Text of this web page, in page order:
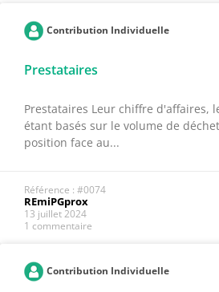
Contribution Individuelle
Prestataires
Prestataires Leur chiffre d'affaires,
étant basés sur le volume de
position face au...
Référence : #0074
REmiPGprox
13 juillet 2024
1 commentaire
Contribution Individuelle